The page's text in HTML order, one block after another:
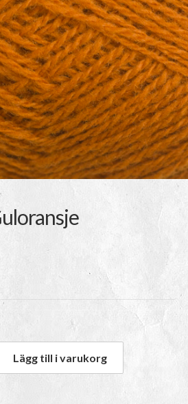
| 27 Guloransje mängd
Lägg till i varukorg